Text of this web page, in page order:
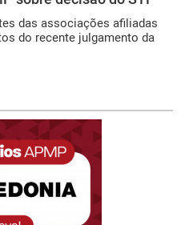
das associações afiliadas
do recente julgamento da